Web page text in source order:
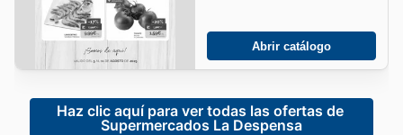
Abrir catálogo
Haz clic aquí para ver todas las ofertas de
Supermercados La Despensa